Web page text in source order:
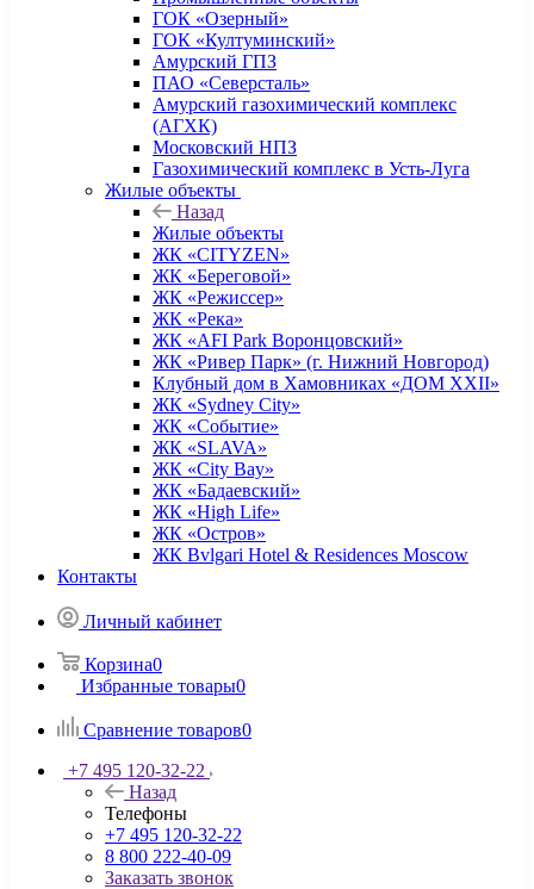
ГОК «Озерный»
ГОК «Култуминский»
Амурский ГПЗ
ПАО «Северсталь»
Амурский газохимический комплекс
(АГХК)
Московский НПЗ
Газохимический комплекс в Усть-Луга
Жилые объекты
Назад
Жилые объекты
ЖК «CITYZEN»
ЖК «Береговой»
ЖК «Режиссер»
ЖК «Река»
ЖК «AFI Park Воронцовский»
ЖК «Ривер Парк» (г. Нижний Новгород)
Клубный дом в Хамовниках «ДОМ XXII»
ЖК «Sydney City»
ЖК «Событие»
ЖК «SLAVA»
ЖК «City Bay»
ЖК «Бадаевский»
ЖК «High Life»
ЖК «Остров»
ЖК Bvlgari Hotel & Residences Moscow
Контакты
Личный кабинет
Корзина0
Избранные товары0
Сравнение товаров0
+7 495 120-32-22
Назад
Телефоны
+7 495 120-32-22
8 800 222-40-09
Заказать звонок